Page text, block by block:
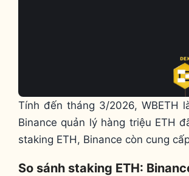
Tính đến tháng 3/2026, WBETH
Binance quản lý hàng triệu ETH
staking ETH, Binance còn cung
So sánh staking ETH: